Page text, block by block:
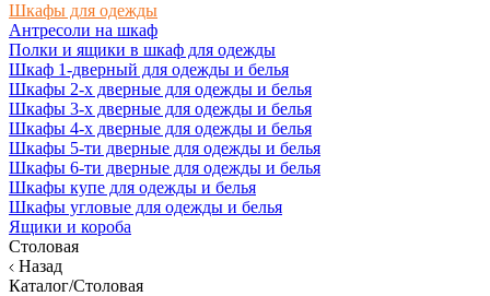
Шкафы для одежды
Антресоли на шкаф
Полки и ящики в шкаф для одежды
Шкаф 1-дверный для одежды и белья
Шкафы 2-х дверные для одежды и белья
Шкафы 3-х дверные для одежды и белья
Шкафы 4-х дверные для одежды и белья
Шкафы 5-ти дверные для одежды и белья
Шкафы 6-ти дверные для одежды и белья
Шкафы купе для одежды и белья
Шкафы угловые для одежды и белья
Ящики и короба
Столовая
Назад
Каталог/Столовая